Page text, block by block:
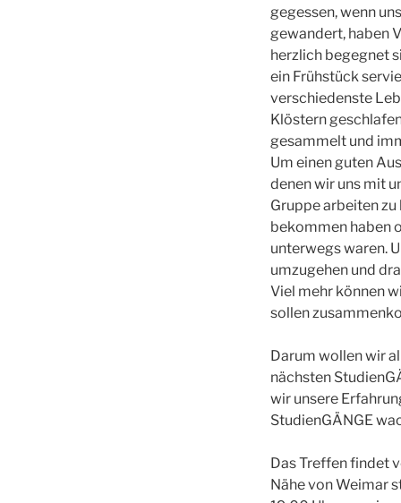
gegessen, wenn
gewandert, haben
herzlich begegnet
ein Frühstück
verschiedenste
Klöstern
gesammelt und
Um einen guten
denen wir uns mit
Gruppe arbeiten
bekommen haben
unterwegs waren.
umzugehen und
Viel mehr können
sollen
Darum wollen wir
nächsten
wir unsere
StudienGÄNGE
Das Treffen findet
Nähe von Weimar